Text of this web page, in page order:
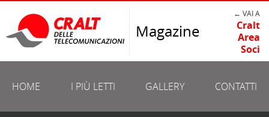
Magazine
← VAI A
Cralt
Area
Soci
HOME I PIÙ LETTI GALLERY CONTATTI